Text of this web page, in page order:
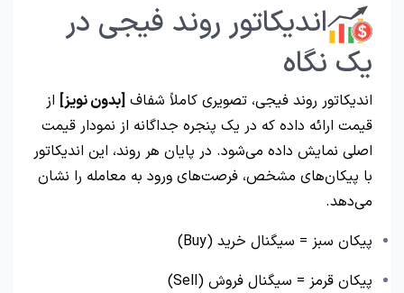
اندیکاتور روند فیجی در
یک نگاه
اندیکاتور روند فیجی، تصویری کاملاً شفاف [بدون نویز] از
قیمت ارائه داده که در یک پنجره جداگانه از نمودار قیمت
اصلی نمایش داده می‌شود. در پایان هر روند، این اندیکاتور
با پیکان‌های مشخص، فرصت‌های ورود به معامله را نشان
می‌دهد.
پیکان سبز = سیگنال خرید (Buy)
پیکان قرمز = سیگنال فروش (Sell)